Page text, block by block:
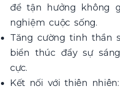
để tận hưởng không
nghiệm cuộc sống.
Tăng cường tinh thần
biển thúc đẩy sự
cực.
Kết nối với thiên